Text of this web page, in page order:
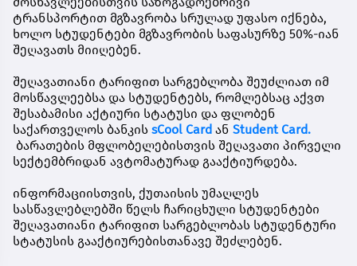
ტრანსპორტით მგზავრობა სრულად უფასო იქნება,
ხოლო სტუდენტები მგზავრობის საფასურზე 50%-იან
შეღავათს მიიღებენ.
შეღავათიანი ტარიფით სარგებლობა შეუძლიათ იმ
მოსწავლეებსა და სტუდენტებს, რომლებსაც აქვთ
შესაბამისი აქტიური სტატუსი და ფლობენ
საქართველოს ბანკის sCool Card ან Student Card.
ბარათების მფლობელებისთვის შეღავათი პირველი
სექტემბრიდან ავტომატურად გააქტიურდება.
ინფორმაციისთვის, ქუთაისის უმაღლეს
სასწავლებლებში წელს ჩარიცხული სტუდენტები
შეღავათიანი ტარიფით სარგებლობას სტუდენტური
სტატუსის გააქტიურებისთანავე შეძლებენ.